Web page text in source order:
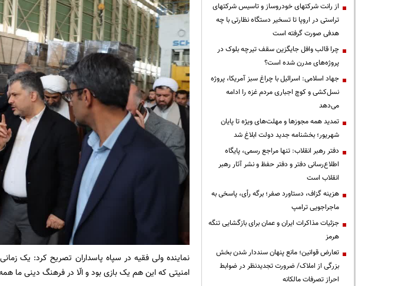
نماینده ولی فقیه در سپاه پاسداران تصریح کرد: یک
امنیتی که این هم یک بازی بود و الّا در فرهنگ دینی ما
از رانت‌ شرکتهای خودروساز و تاسیس شرکتهای
تراستی در اروپا تا تسخیر دستگاه نظارتی با چه
هدفی صورت گرفته است
چرا قالب وافل جایگزین سقف تیرچه بلوک در
پروژه‌های مدرن شده است؟
جهاد اسلامی: اسرائیل با چراغ سبز آمریکا، پروژه
نسل‌کشی و کوچ اجباری مردم غزه را ادامه
می‌دهد
تمدید همه مجوزها و مهلت‌های ویژه تا پایان
شهریور؛ بخشنامه جدید دولت ابلاغ شد
دفتر رهبر انقلاب: تنها مراجع رسمی، پایگاه
اطلاع‌رسانی دفتر و دفتر حفظ و نشر آثار رهبر
انقلاب است
هزینه گزاف، دستاورد صفر؛ برگه رأی، پاسخی به
ماجراجویی ترامپ
جزئیات مذاکرات ایران و عمان برای بازگشایی تنگه
هرمز
تعارض قوانین؛ مانع پنهان سنددار شدن بخش
بزرگی از املاک/ ضرورت تجدیدنظر در ضوابط
احراز تصرفات مالکانه